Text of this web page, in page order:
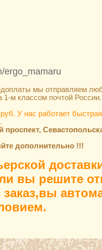
ergo_mamaru
мы отправляем
м классом почтой России.
У нас работает
дополнительно !!!
вы решите